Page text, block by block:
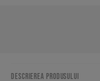
DESCRIEREA PRODUSULUI